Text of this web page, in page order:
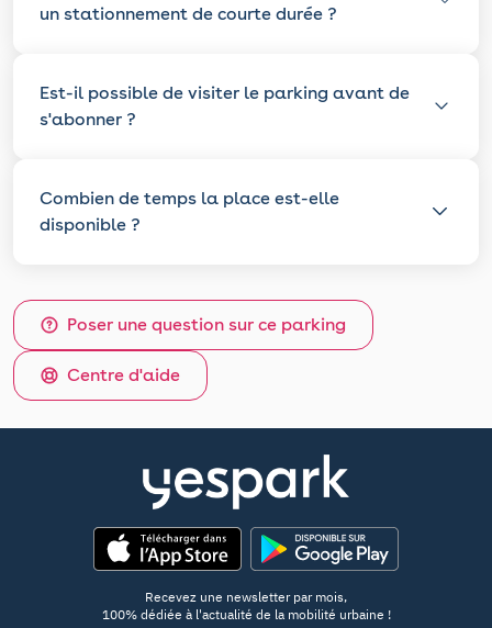
un stationnement de courte durée ?
Est-il possible de visiter le parking avant de
s'abonner ?
Combien de temps la place est-elle
disponible ?
Poser une question sur ce parking
Centre d'aide
Recevez une newsletter par mois,
100% dédiée à l'actualité de la mobilité urbaine !